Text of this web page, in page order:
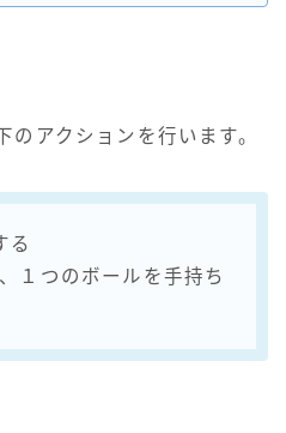
アクションを行います。
る
１つのボールを手持ち